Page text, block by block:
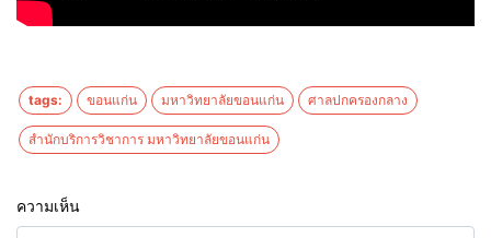
tags: ขอนแก่น มหาวิทยาลัยขอนแก่น ศาลปกครองกลาง
สำนักบริการวิชาการ มหาวิทยาลัยขอนแก่น
ความเห็น